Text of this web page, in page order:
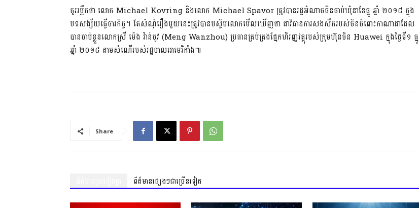
គួរ​រម្លឹក​ថា លោក Michael Kovring និង​លោក Michael Spavor ត្រូវ​បាន​រដ្ឋអំណាច​ចិន​ចាប់​ឃុំ​នា​ខែ​ធ្នូ ឆ្នាំ ២០១៨ ក្នុង​
បទសង្ស័យ​ធ្វើ​ចារកិច្ច។ តែ​សំណុំរឿង​មួយ​នេះ​ត្រូវ​បាន​បស្ចិមលោក​មើល​ឃើញ​ថា ជា​វិធានការ​សងសឹក​របស់​ចិន​ចំពោះ​កាណាដា​ដែល​
បាន​ចាប់​ខ្លួន​លោកស្រី ម៉េង វ៉ាន់ចូវ (Meng Wanzhou) ប្រធាន​គ្រប់គ្រង​ផ្នែក​ហិរញ្ញវត្ថុ​របស់​ក្រុមហ៊ុនចិន Huawei ក្នុង​ថ្ងៃទី១ ធ្នូ
ឆ្នាំ ២០១៨ តាម​សំណើ​របស់​រដ្ឋបាលអាមេរិកាំង៕
Share
ព័ត៌មានផ្សេងៗជាច្រើនទៀត